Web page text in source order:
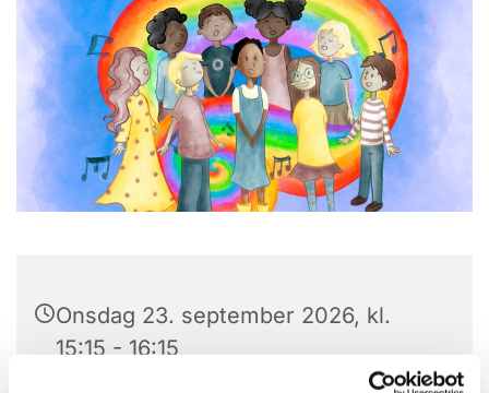
Onsdag 23. september 2026, kl.
15:15 - 16:15